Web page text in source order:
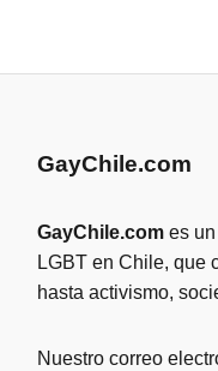
GayChile.com
GayChile.com es
LGBT en Chile, que
hasta activismo,
Nuestro correo